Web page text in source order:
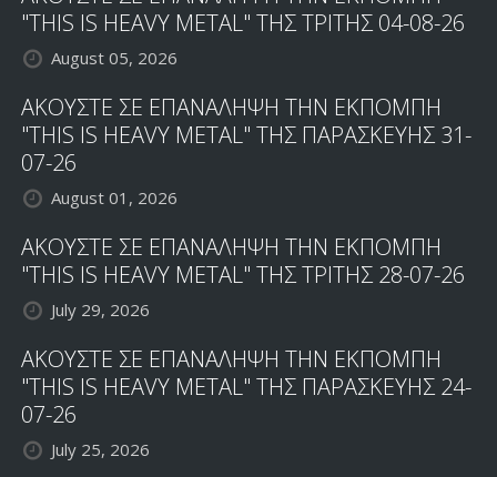
"THIS IS HEAVY METAL" ΤΗΣ ΤΡΙΤΗΣ 04-08-26
August 05, 2026
ΑΚΟΥΣΤΕ ΣΕ ΕΠΑΝΑΛΗΨΗ ΤΗΝ ΕΚΠΟΜΠΗ
"THIS IS HEAVY METAL" ΤΗΣ ΠΑΡΑΣΚΕΥΗΣ 31-
07-26
August 01, 2026
ΑΚΟΥΣΤΕ ΣΕ ΕΠΑΝΑΛΗΨΗ ΤΗΝ ΕΚΠΟΜΠΗ
"THIS IS HEAVY METAL" ΤΗΣ ΤΡΙΤΗΣ 28-07-26
July 29, 2026
ΑΚΟΥΣΤΕ ΣΕ ΕΠΑΝΑΛΗΨΗ ΤΗΝ ΕΚΠΟΜΠΗ
"THIS IS HEAVY METAL" ΤΗΣ ΠΑΡΑΣΚΕΥΗΣ 24-
07-26
July 25, 2026